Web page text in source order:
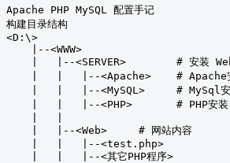
Apache PHP MySQL 配置手记
构建目录结构
<D:\>
    |--<WWW>
|   |--<SERVER>        # 安装
|   |   |--<Apache>    # Apache
|   |   |--<MySQL>     # MySql安
|   |   |--<PHP>       # PHP安装
    |   |--<Web>     # 网站内容
    |   |   |--<test.php>
    |   |   |--<其它PHP程序>